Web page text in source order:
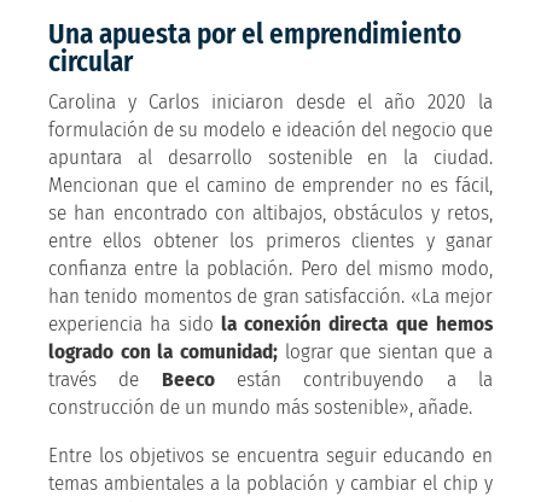
Una apuesta por el emprendimiento
circular
Carolina y Carlos iniciaron desde el año 2020 la
formulación de su modelo e ideación del negocio que
apuntara al desarrollo sostenible en la ciudad.
Mencionan que el camino de emprender no es fácil,
se han encontrado con altibajos, obstáculos y retos,
entre ellos obtener los primeros clientes y ganar
confianza entre la población. Pero del mismo modo,
han tenido momentos de gran satisfacción. «La mejor
experiencia ha sido la conexión directa que hemos
logrado con la comunidad;lograr que sientan que a
través de Beecoestán contribuyendo a la
construcción de un mundo más sostenible», añade.
Entre los objetivos se encuentra seguir educando en
temas ambientales a la población y cambiar el chip y